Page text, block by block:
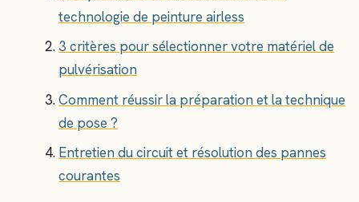
technologie de peinture airless
3 critères pour sélectionner votre matériel de
pulvérisation
Comment réussir la préparation et la technique
de pose ?
Entretien du circuit et résolution des pannes
courantes